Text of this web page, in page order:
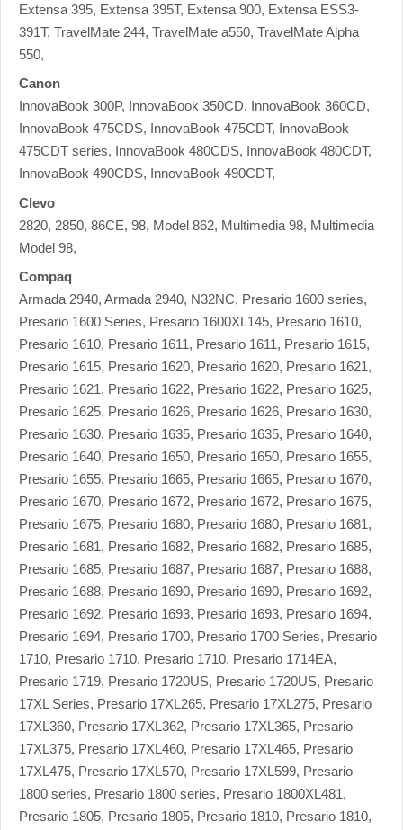
Extensa 395, Extensa 395T, Extensa 900, Extensa ESS3-
391T, TravelMate 244, TravelMate a550, TravelMate Alpha
550,
Canon
InnovaBook 300P, InnovaBook 350CD, InnovaBook 360CD,
InnovaBook 475CDS, InnovaBook 475CDT, InnovaBook
475CDT series, InnovaBook 480CDS, InnovaBook 480CDT,
InnovaBook 490CDS, InnovaBook 490CDT,
Clevo
2820, 2850, 86CE, 98, Model 862, Multimedia 98, Multimedia
Model 98,
Compaq
Armada 2940, Armada 2940, N32NC, Presario 1600 series,
Presario 1600 Series, Presario 1600XL145, Presario 1610,
Presario 1610, Presario 1611, Presario 1611, Presario 1615,
Presario 1615, Presario 1620, Presario 1620, Presario 1621,
Presario 1621, Presario 1622, Presario 1622, Presario 1625,
Presario 1625, Presario 1626, Presario 1626, Presario 1630,
Presario 1630, Presario 1635, Presario 1635, Presario 1640,
Presario 1640, Presario 1650, Presario 1650, Presario 1655,
Presario 1655, Presario 1665, Presario 1665, Presario 1670,
Presario 1670, Presario 1672, Presario 1672, Presario 1675,
Presario 1675, Presario 1680, Presario 1680, Presario 1681,
Presario 1681, Presario 1682, Presario 1682, Presario 1685,
Presario 1685, Presario 1687, Presario 1687, Presario 1688,
Presario 1688, Presario 1690, Presario 1690, Presario 1692,
Presario 1692, Presario 1693, Presario 1693, Presario 1694,
Presario 1694, Presario 1700, Presario 1700 Series, Presario
1710, Presario 1710, Presario 1710, Presario 1714EA,
Presario 1719, Presario 1720US, Presario 1720US, Presario
17XL Series, Presario 17XL265, Presario 17XL275, Presario
17XL360, Presario 17XL362, Presario 17XL365, Presario
17XL375, Presario 17XL460, Presario 17XL465, Presario
17XL475, Presario 17XL570, Presario 17XL599, Presario
1800 series, Presario 1800 series, Presario 1800XL481,
Presario 1805, Presario 1805, Presario 1810, Presario 1810,